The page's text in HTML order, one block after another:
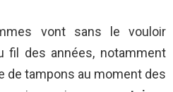
vont sans le vouloir
fil des années, notamment
de tampons au moment des